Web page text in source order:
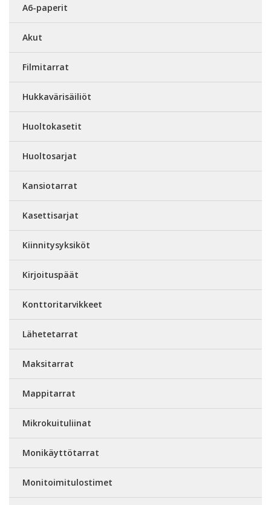
A6-paperit
Akut
Filmitarrat
Hukkavärisäiliöt
Huoltokasetit
Huoltosarjat
Kansiotarrat
Kasettisarjat
Kiinnitysyksiköt
Kirjoituspäät
Konttoritarvikkeet
Lähetetarrat
Maksitarrat
Mappitarrat
Mikrokuituliinat
Monikäyttötarrat
Monitoimitulostimet